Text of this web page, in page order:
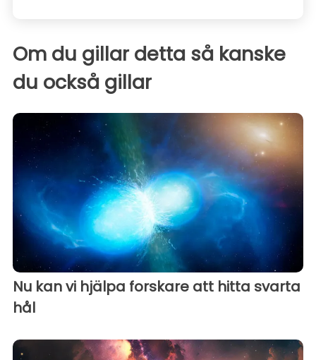
Om du gillar detta så kanske
du också gillar
Nu kan vi hjälpa forskare att hitta svarta
hål